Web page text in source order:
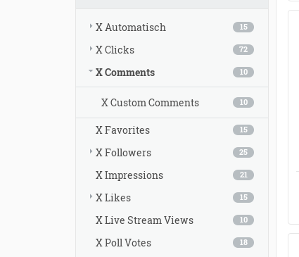
15
X Automatisch
72
X Clicks
10
X Comments
10
X Custom Comments
15
X Favorites
25
X Followers
21
X Impressions
15
X Likes
10
X Live Stream Views
18
X Poll Votes